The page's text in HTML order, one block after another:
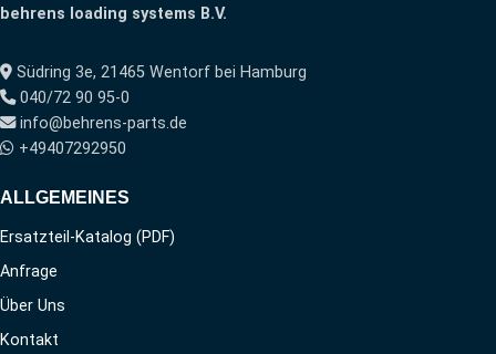
behrens loading systems B.V.
Südring 3e, 21465 Wentorf bei Hamburg
040/72 90 95-0
info@behrens-parts.de
+49407292950
ALLGEMEINES
Ersatzteil-Katalog (PDF)
Anfrage
Über Uns
Kontakt